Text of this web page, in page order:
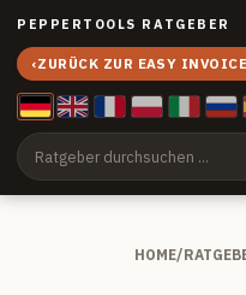
PEPPERTOOLS RATGEBER
‹ZURÜCK ZUR EASY
HOME/